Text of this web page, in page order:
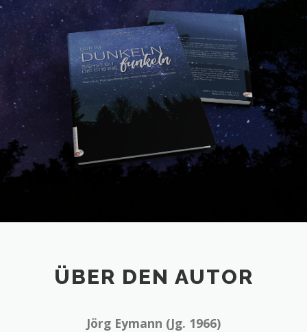
ÜBER DEN AUTOR
Jörg Eymann (Jg. 1966)